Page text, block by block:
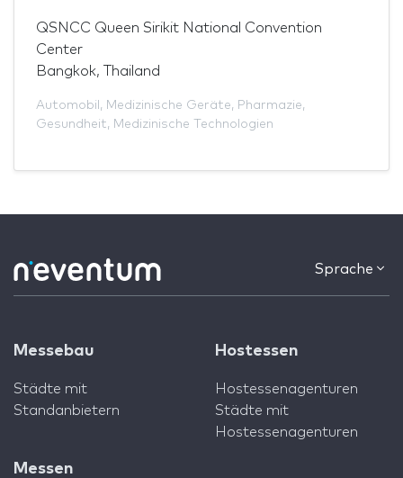
QSNCC Queen Sirikit National Convention
Center
Bangkok, Thailand
Automobil , Medizinische Geräte, Pharmazie,
Gesundheit, Medizinische Technologien
Sprache
Messebau
Städte mit
Standanbietern
Hostessen
Hostessenagenturen
Städte mit
Hostessenagenturen
Messen